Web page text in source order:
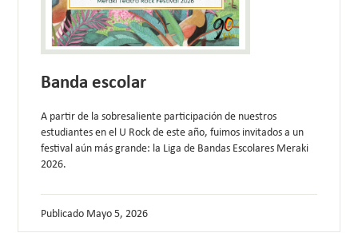
Banda escolar
A partir de la sobresaliente participación de nuestros
estudiantes en el U Rock de este año, fuimos invitados a un
festival aún más grande: la Liga de Bandas Escolares Meraki
2026.
Publicado Mayo 5, 2026